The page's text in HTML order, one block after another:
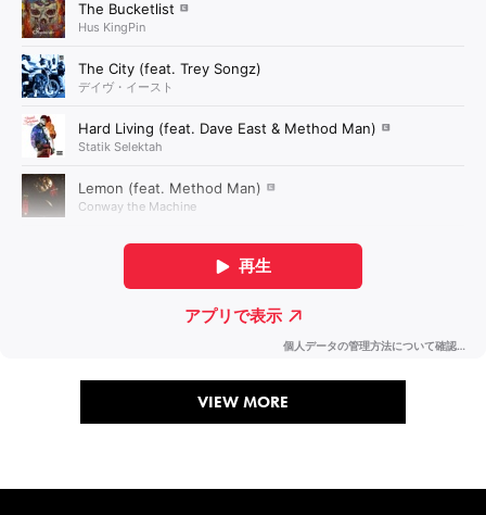
VIEW MORE